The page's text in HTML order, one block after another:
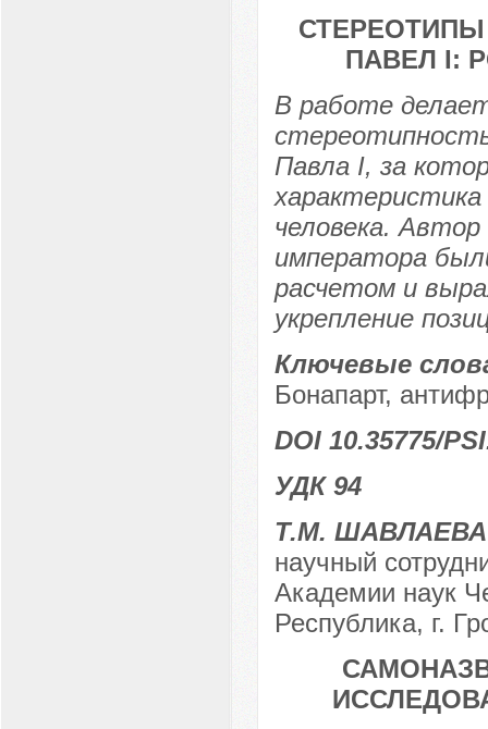
ПАВЕЛ I:
В работе
Павла I, за
характеристика
человека.
императора
расчетом и
укрепление
Ключевые
Бонапарт,
DOI 10.35775/
УДК 94
Т.М. ШАВЛАЕВА
научный
Академии наук
Республика, г.